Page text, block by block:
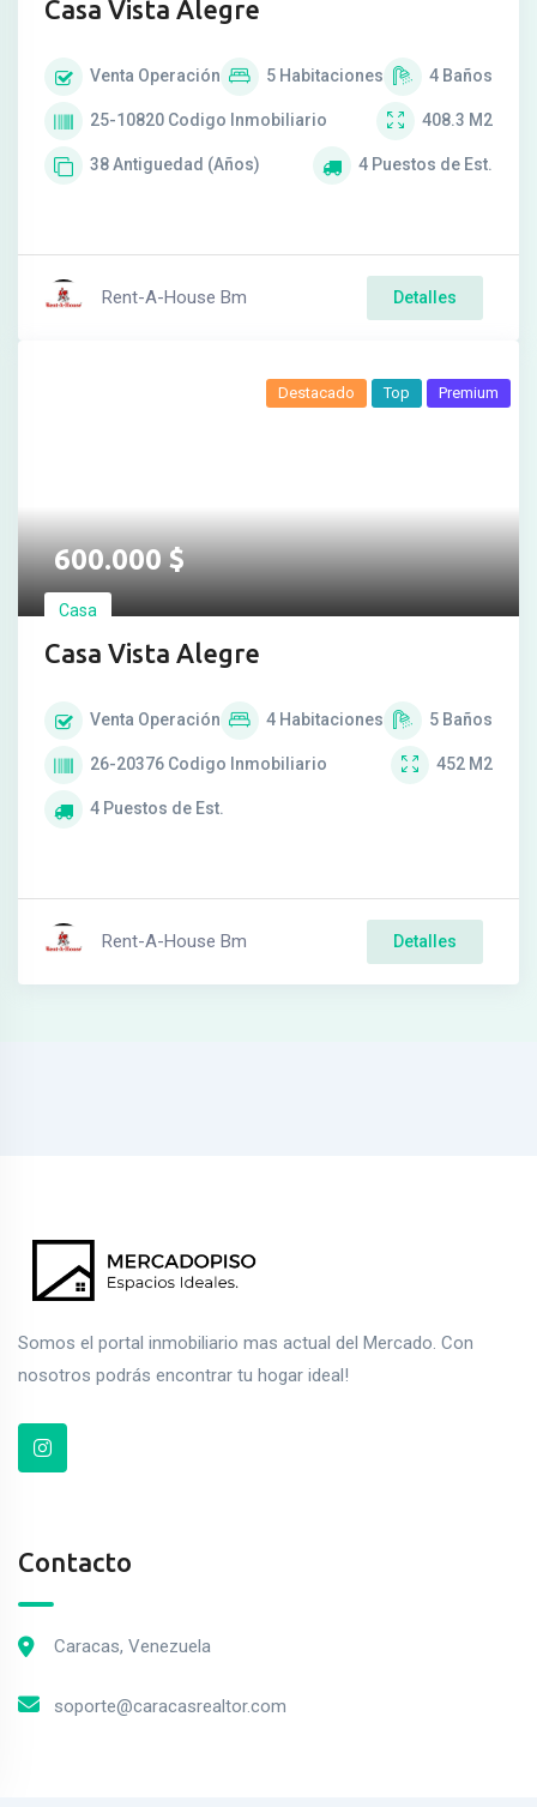
Casa Vista Alegre
Venta Operación 5 Habitaciones 4 Baños
25-10820 Codigo Inmobiliario 408.3 M2
38Antiguedad (Años) 4 Puestos de Est.
Rent-A-House Bm Detalles
600.000$
Casa
Casa Vista Alegre
Destacado Top Premium
Venta Operación 4 Habitaciones 5 Baños
26-20376 Codigo Inmobiliario 452 M2
4 Puestos de Est.
Rent-A-House Bm Detalles
Somos el portal inmobiliario mas actual del Mercado. Con
nosotros podrás encontrar tu hogar ideal!
Contacto
Caracas, Venezuela
soporte@caracasrealtor.com